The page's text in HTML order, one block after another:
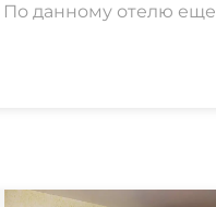
По данному отелю еще